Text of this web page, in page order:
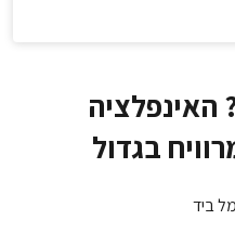
האינפלציה
בגדול